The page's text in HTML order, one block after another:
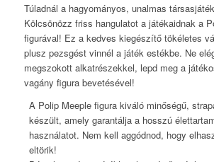
Túladnál a hagyományos, unalmas
Kölcsönözz friss hangulatot a játékaidnak a
figurával! Ez a kedves kiegészítő tökéletes
plusz pezsgést vinnél a játék estékbe. Ne
megszokott alkatrészekkel, lepd meg a
vagány figura bevetésével!
A Polip Meeple figura kiváló minőségű,
készült, amely garantálja a hosszú
használatot. Nem kell aggódnod, hogy
eltörik!